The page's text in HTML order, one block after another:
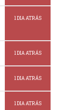
1 DIA ATRÁS
1 DIA ATRÁS
1 DIA ATRÁS
1 DIA ATRÁS